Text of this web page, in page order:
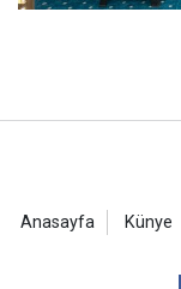
Anasayfa Künye